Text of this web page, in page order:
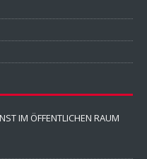
IM ÖFFENTLICHEN RAUM